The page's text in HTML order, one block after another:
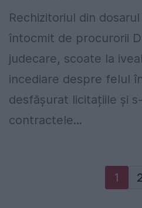
Rechizitoriul din
întocmit de procurorii
judecare, scoate la
incediare despre felul
desfășurat licitațiile și
contractele...
1